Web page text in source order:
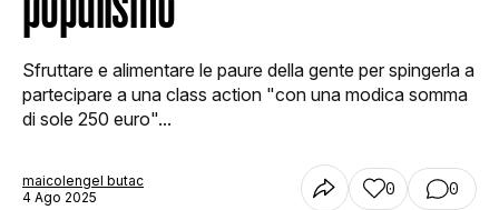
CRONACA E POLITICA
SCIENZA E TECNOLOGIA
SALUTE E MEDICINA
Sfruttare e alimentare le paure della gente per spingerla a
partecipare a una class action "con una modica somma
di sole 250 euro"...
maicolengel butac
4 Ago 2025
0 0